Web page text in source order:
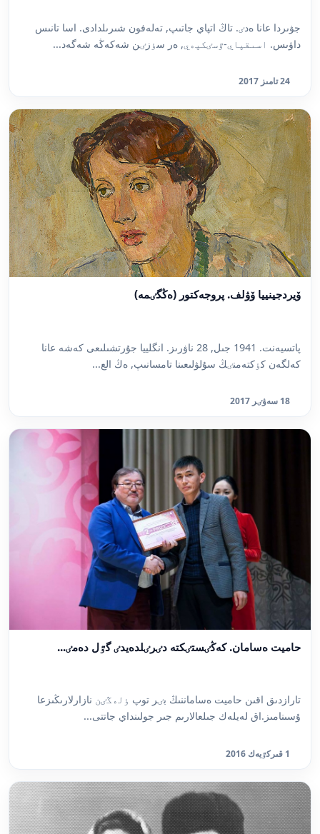
جۋىردا عانا ەدٸ. تاڭ اتپاي جاتىپ, تەلەفون شىرىلدادى. اسا تانىس
داۋىس. اسىقپاي-ٷسٸكپەي, ەر سٶزٸن شەكەڭە شەگەد...
24 تامىز 2017
ۆيردجينييا ۆۋلف. پروجەكتور (ەڭگٸمە)
پاتسيەنت. 1941 جىل, 28 ناۋرىز. انگلييا جۇرتشىلىعى كەشە عانا
كەلگەن كٶكتەمنٸڭ سۇلۋلىعىنا تامسانىپ, ەڭ الع...
18 سەۋٸر 2017
حاميت ەسامان. كەڭٸستٸكتە دٸرٸلدەيدٸ گٷل دەمٸ...
تارازدىق اقىن حاميت ەساماننىڭ بٸر توپ ٶلەڭٸن نازارلارىڭىزعا
ۇسىنامىز.اق لەيلەك جىلعالارىم جىر جولىنداي جاتتى...
1 قىركٷيەك 2016